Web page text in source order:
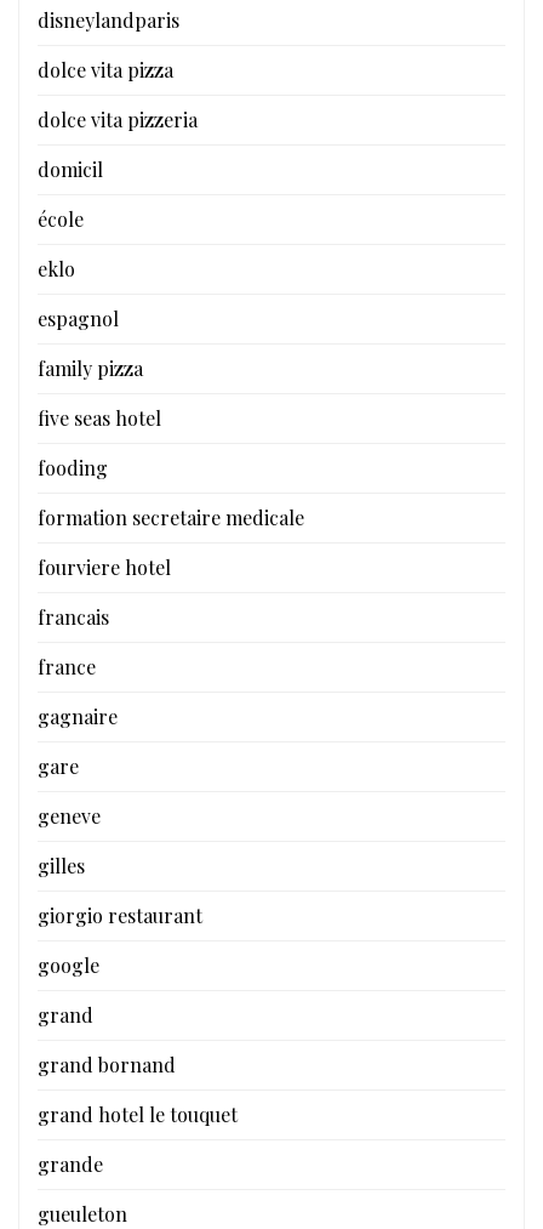
disneylandparis
dolce vita pizza
dolce vita pizzeria
domicil
école
eklo
espagnol
family pizza
five seas hotel
fooding
formation secretaire medicale
fourviere hotel
francais
france
gagnaire
gare
geneve
gilles
giorgio restaurant
google
grand
grand bornand
grand hotel le touquet
grande
gueuleton